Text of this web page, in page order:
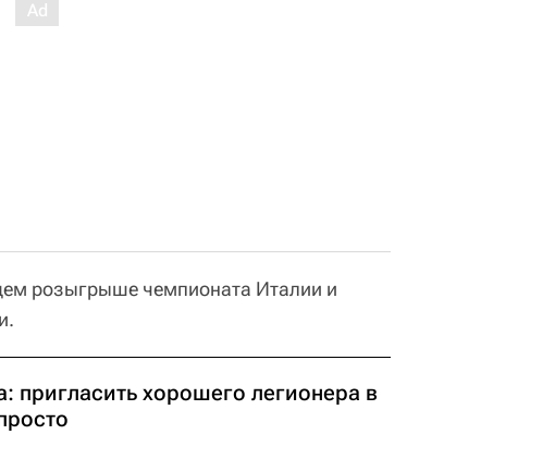
розыгрыше чемпионата Италии и
пригласить хорошего легионера в